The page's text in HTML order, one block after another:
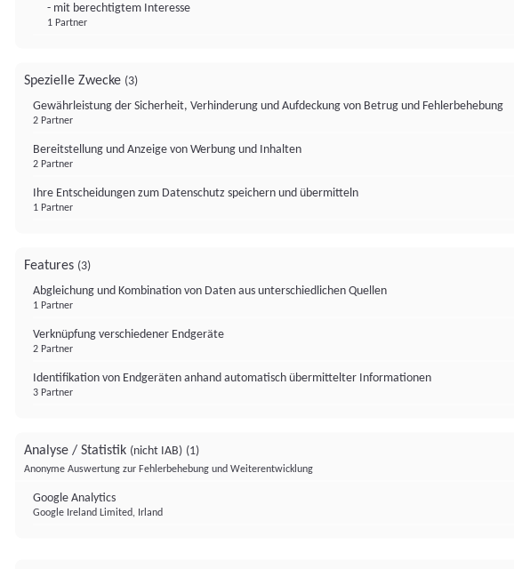
- mit berechtigtem Interesse
1 Partner
Spezielle Zwecke (3)
Gewährleistung der Sicherheit, Verhinderung und Aufdeckung von Betrug und Fehlerbehebung
2 Partner
Bereitstellung und Anzeige von Werbung und Inhalten
2 Partner
Ihre Entscheidungen zum Datenschutz speichern und übermitteln
1 Partner
Features (3)
Abgleichung und Kombination von Daten aus unterschiedlichen Quellen
1 Partner
Verknüpfung verschiedener Endgeräte
2 Partner
Identifikation von Endgeräten anhand automatisch übermittelter Informationen
3 Partner
Analyse / Statistik (nicht IAB) (1)
Anonyme Auswertung zur Fehlerbehebung und Weiterentwicklung
Google Analytics
Google Ireland Limited, Irland